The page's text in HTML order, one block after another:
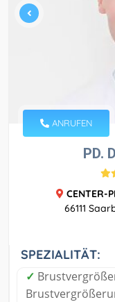
ANRUFEN
PD.
CENTER-
66111
SPEZIALITÄT:
✓